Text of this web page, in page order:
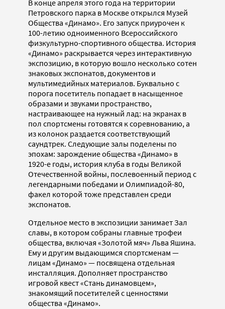
В конце апреля этого года на территории
Петровского парка в Москве открылся Музей
Общества «Динамо». Его запуск приурочен к
100-летию одноименного Всероссийского
физкультурно-спортивного общества. История
«Динамо» раскрывается через интерактивную
экспозицию, в которую вошло несколько сотен
знаковых экспонатов, документов и
мультимедийных материалов. Буквально с
порога посетитель попадает в насыщенное
образами и звуками пространство,
настраивающее на нужный лад: на экранах в
пол спортсмены готовятся к соревнованию, а
из колонок раздается соответствующий
саундтрек. Следующие залы поделены по
эпохам: зарождение общества «Динамо» в
1920-е годы, история клуба в годы Великой
Отечественной войны, послевоенный период с
легендарными победами и Олимпиадой-80,
факел которой тоже представлен среди
экспонатов.
Отдельное место в экспозиции занимает Зал
славы, в котором собраны главные трофеи
общества, включая «Золотой мяч» Льва Яшина.
Ему и другим выдающимся спортсменам —
лицам «Динамо» — посвящена отдельная
инсталляция. Дополняет пространство
игровой квест «Стань динамовцем»,
знакомящий посетителей с ценностями
общества «Динамо».